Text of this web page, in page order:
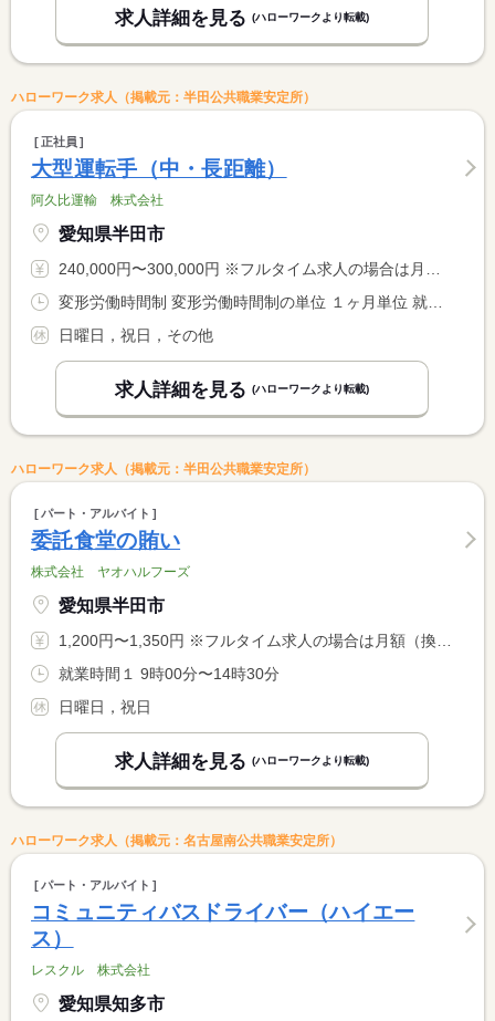
求人詳細を見る (ハローワークより転載)
ハローワーク求人（掲載元：半田公共職業安定所）
正社員
大型運転手（中・長距離）
阿久比運輸 株式会社
愛知県半田市
240,000円〜300,000円 ※フルタイム求人の場合は月額（換算額）、パート求人の場合は時間額を表示しています。
日曜日，祝日，その他
求人詳細を見る (ハローワークより転載)
ハローワーク求人（掲載元：半田公共職業安定所）
パート・アルバイト
委託食堂の賄い
株式会社 ヤオハルフーズ
愛知県半田市
1,200円〜1,350円 ※フルタイム求人の場合は月額（換算額）、パート求人の場合は時間額を表示しています。
就業時間１ 9時00分〜14時30分
日曜日，祝日
求人詳細を見る (ハローワークより転載)
ハローワーク求人（掲載元：名古屋南公共職業安定所）
パート・アルバイト
コミュニティバスドライバー（ハイエー
ス）
レスクル 株式会社
愛知県知多市